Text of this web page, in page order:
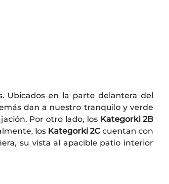
Ubicados en la parte delantera del
dan a nuestro tranquilo y verde
Por otro lado, los Kategorki 2B
los Kategorki 2C cuentan con
su vista al apacible patio interior